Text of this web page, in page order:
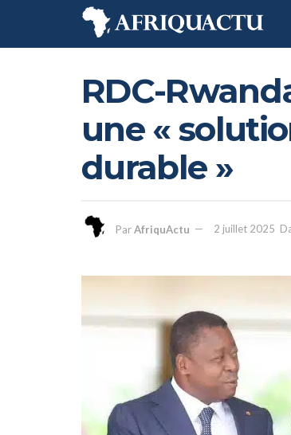
RDC-
une «
durable »
ParAfriquActu 2 juillet 2025